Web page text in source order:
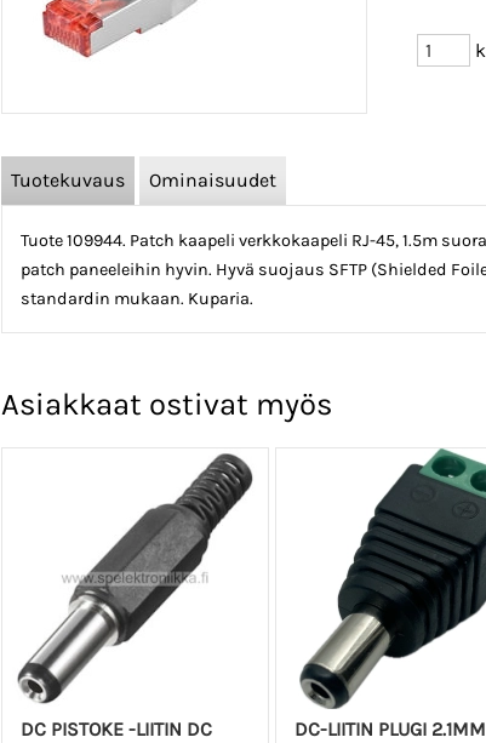
Tuotekuvaus Ominaisuudet
Tuote 109944. Patch kaapeli verkkokaapeli RJ-45, 1.5m
patch paneeleihin hyvin. Hyvä suojaus SFTP (Shielded
standardin mukaan. Kuparia.
Asiakkaat ostivat myös
DC PISTOKE -LIITIN DC
DC-LIITIN PLUGI